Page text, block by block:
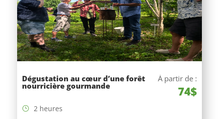
Dégustation au cœur d’une forêt
nourricière gourmande
À partir de :
74$
2 heures